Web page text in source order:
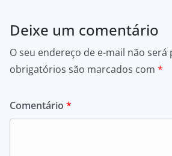
Deixe um comentário
O seu endereço de e-mail não será
obrigatórios são marcados com *
Comentário *